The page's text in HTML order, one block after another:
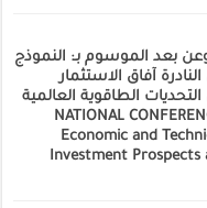
بعد الموسوم بـ: النموذج
آفاق الاستثمار
الطاقوية العالمية
(NATIONAL
Economic and
Investment Prospects